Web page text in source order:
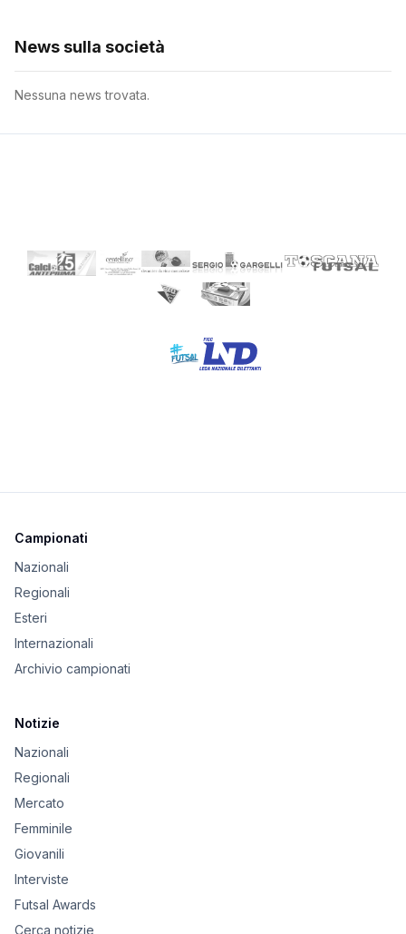
News sulla società
Nessuna news trovata.
Campionati
Nazionali
Regionali
Esteri
Internazionali
Archivio campionati
Notizie
Nazionali
Regionali
Mercato
Femminile
Giovanili
Interviste
Futsal Awards
Cerca notizie